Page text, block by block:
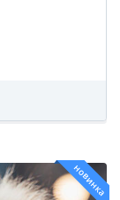
новинка